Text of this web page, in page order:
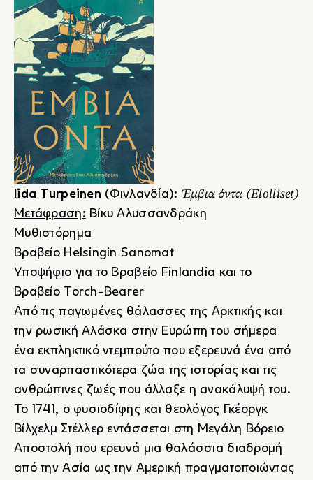
Iida Turpeinen (Φινλανδία): Έμβια όντα (Elolliset)
Μετάφραση: Βίκυ Αλυσσανδράκη
Μυθιστόρημα
Βραβείο Helsingin Sanomat
Υποψήφιο για το Βραβείο Finlandia και το
Βραβείο Torch-Bearer
Από τις παγωμένες θάλασσες της Αρκτικής και
την ρωσική Αλάσκα στην Ευρώπη του σήμερα
ένα εκπληκτικό ντεμπούτο που εξερευνά ένα από
τα συναρπαστικότερα ζώα της ιστορίας και τις
ανθρώπινες ζωές που άλλαξε η ανακάλυψή του.
Το 1741, ο φυσιοδίφης και θεολόγος Γκέοργκ
Βίλχελμ Στέλλερ εντάσσεται στη Μεγάλη Βόρειο
Αποστολή που ερευνά μια θαλάσσια διαδρομή
από την Ασία ως την Αμερική πραγματοποιώντας